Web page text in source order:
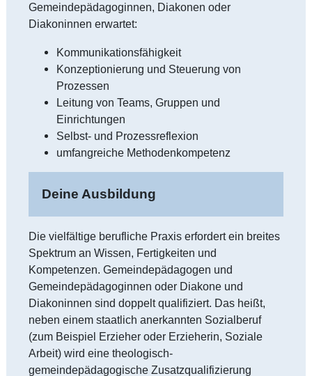
Gemeindepädagoginnen, Diakonen oder
Diakoninnen erwartet:
Kommunikationsfähigkeit
Konzeptionierung und Steuerung von
Prozessen
Leitung von Teams, Gruppen und
Einrichtungen
Selbst- und Prozessreflexion
umfangreiche Methodenkompetenz
Deine Ausbildung
Die vielfältige berufliche Praxis erfordert ein breites
Spektrum an Wissen, Fertigkeiten und
Kompetenzen. Gemeindepädagogen und
Gemeindepädagoginnen oder Diakone und
Diakoninnen sind doppelt qualifiziert. Das heißt,
neben einem staatlich anerkannten Sozialberuf
(zum Beispiel Erzieher oder Erzieherin, Soziale
Arbeit) wird eine theologisch-
gemeindepädagogische Zusatzqualifizierung